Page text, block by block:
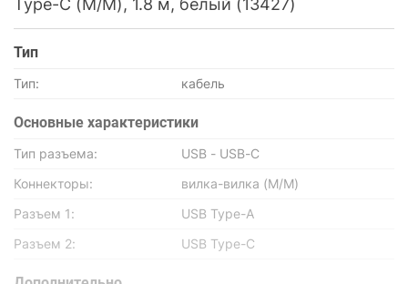
Type-C (M/M), 1.8 м, белый (13427)
Тип
Тип: кабель
Основные характеристики
Тип разъема:
USB - USB-C
Коннекторы:
вилка-вилка (M/M)
Разъем 1:
USB Type-A
Разъем 2:
USB Type-C